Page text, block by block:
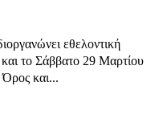
εθελοντική
το Σάββατο 29 Μαρτίου
και...